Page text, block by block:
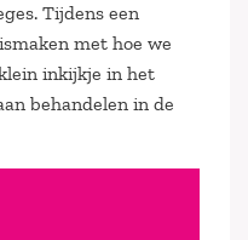
Tijdens een
met hoe we
inkijkje in het
behandelen in de